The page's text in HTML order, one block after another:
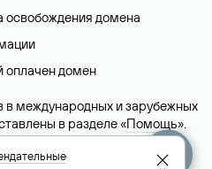
освобождения домена
оплачен домен
международных и зарубежных
в разделе «Помощь».
сервиса